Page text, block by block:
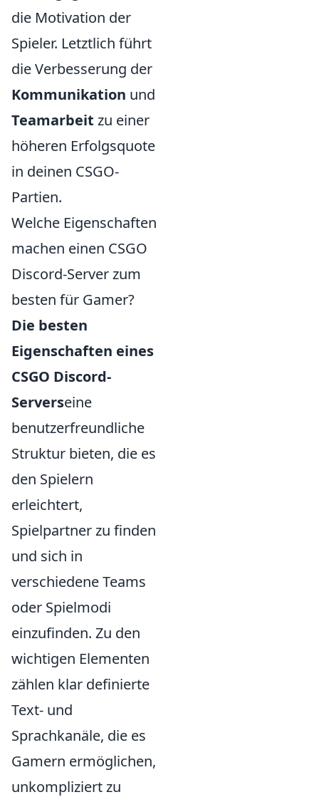
die Motivation der
Spieler. Letztlich führt
die Verbesserung der
Kommunikation und
Teamarbeit zu einer
höheren Erfolgsquote
in deinen CSGO-
Partien.
Welche Eigenschaften
machen einen CSGO
Discord-Server zum
besten für Gamer?
Die besten
Eigenschaften eines
CSGO Discord-
Serverseine
benutzerfreundliche
Struktur bieten, die es
den Spielern
erleichtert,
Spielpartner zu finden
und sich in
verschiedene Teams
oder Spielmodi
einzufinden. Zu den
wichtigen Elementen
zählen klar definierte
Text- und
Sprachkanäle, die es
Gamern ermöglichen,
unkompliziert zu